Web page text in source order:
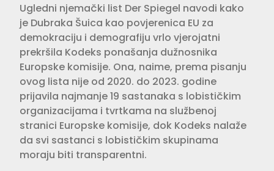
Ugledni njemački list Der Spiegel navodi kako
je Dubraka Šuica kao povjerenica EU za
demokraciju i demografiju vrlo vjerojatni
prekršila Kodeks ponašanja dužnosnika
Europske komisije. Ona, naime, prema pisanju
ovog lista nije od 2020. do 2023. godine
prijavila najmanje 19 sastanaka s lobističkim
organizacijama i tvrtkama na službenoj
stranici Europske komisije, dok Kodeks nalaže
da svi sastanci s lobističkim skupinama
moraju biti transparentni.